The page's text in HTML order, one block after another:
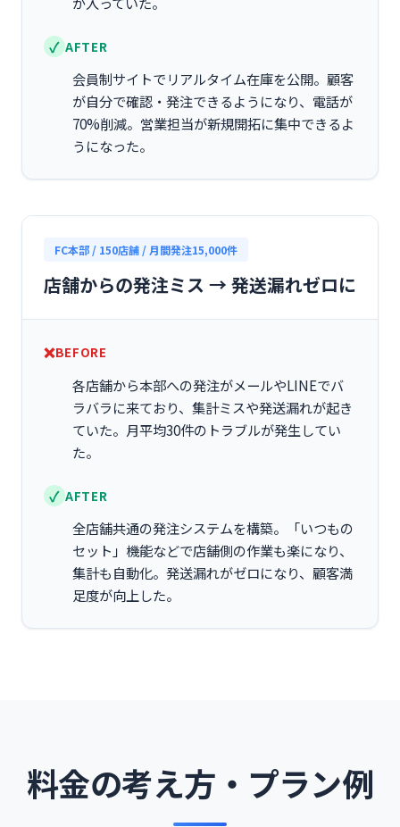
AFTER
会員制サイトでリアルタイム在庫を公開。顧客
が自分で確認・発注できるようになり、電話が
70%削減。営業担当が新規開拓に集中できるよ
うになった。
FC本部 / 150店舗 / 月間発注15,000件
店舗からの発注ミス → 発送漏れゼロに
BEFORE
各店舗から本部への発注がメールやLINEでバ
ラバラに来ており、集計ミスや発送漏れが起き
ていた。月平均30件のトラブルが発生してい
た。
AFTER
全店舗共通の発注システムを構築。「いつもの
セット」機能などで店舗側の作業も楽になり、
集計も自動化。発送漏れがゼロになり、顧客満
足度が向上した。
料金の考え方・プラン例